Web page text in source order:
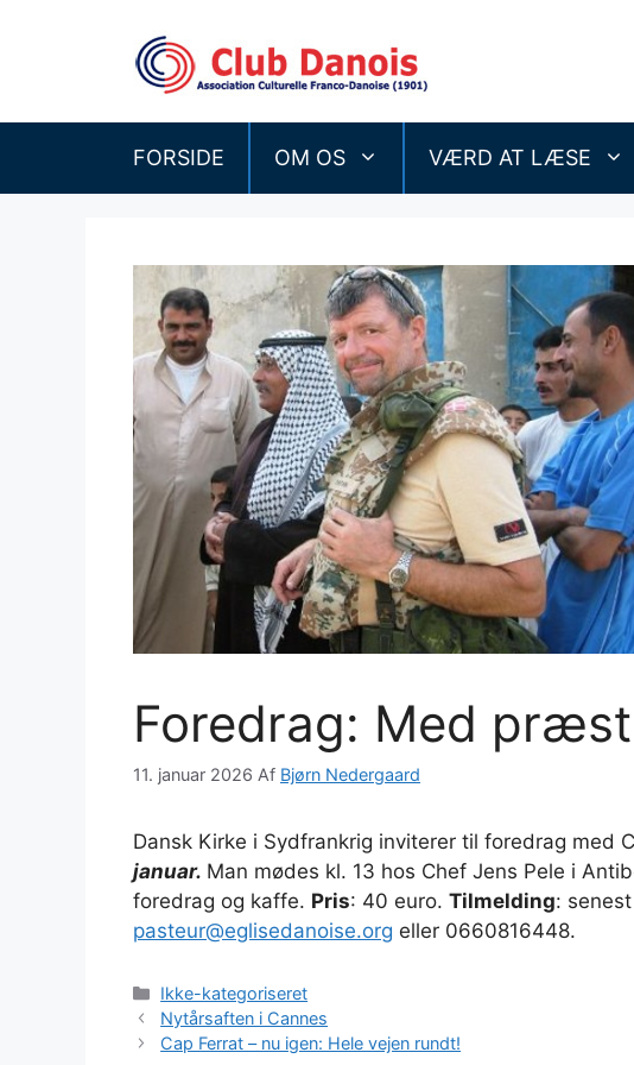
FORSIDE OM OS VÆRD AT LÆSE
Foredrag: Med
11. januar 2026 Af Bjørn Nedergaard
Dansk Kirke i Sydfrankrig inviterer til foredrag med
januar. Man mødes kl. 13 hos Chef Jens Pele i
foredrag og kaffe. Pris: 40 euro. Tilmelding:
pasteur@eglisedanoise.org eller 0660816448.
Kategorier
Ikke-kategoriseret
Nytårsaften i Cannes
Cap Ferrat – nu igen: Hele vejen rundt!